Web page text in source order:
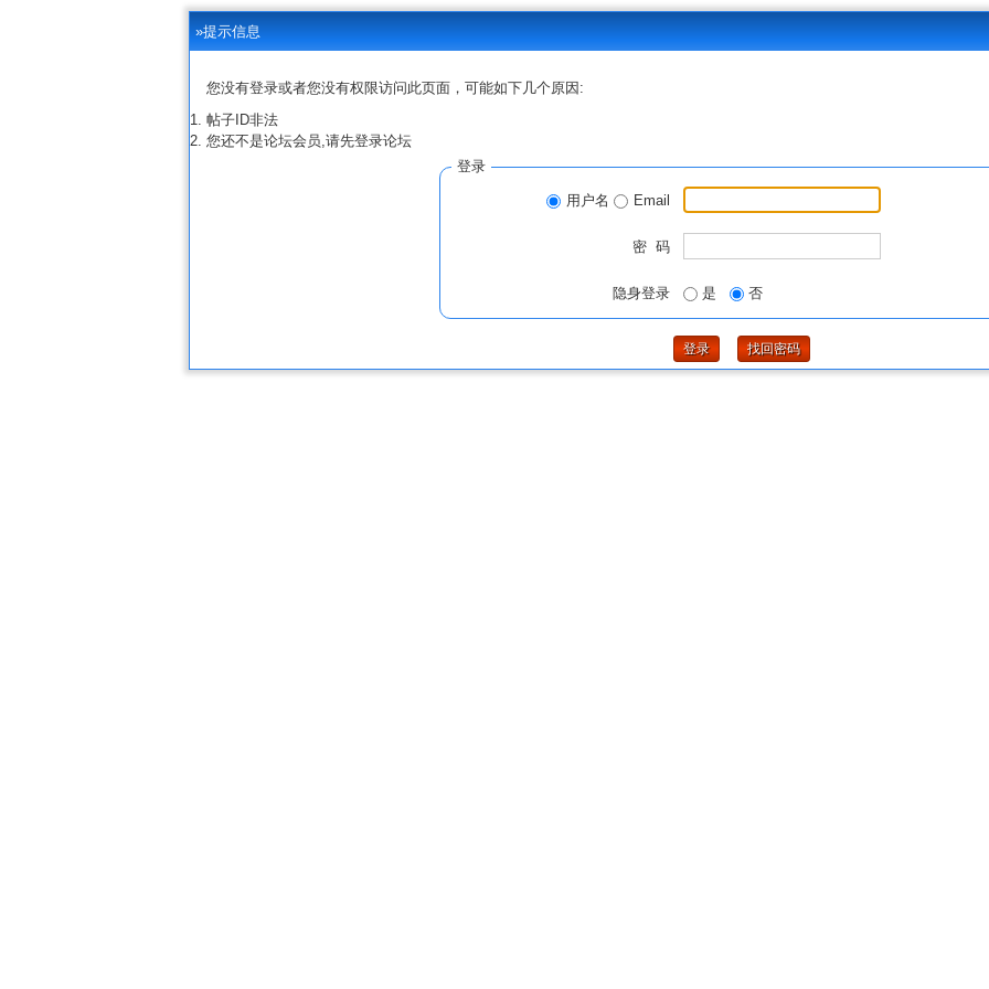
»提示信息
您没有登录或者您没有权限访问此页面，可能如下几个原因:
帖子ID非法
您还不是论坛会员,请先登录论坛
登录
用户名 Email
密 码
隐身登录 是 否